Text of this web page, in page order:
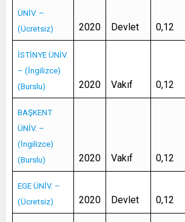
ÜNİV. –
(Ücretsiz)
2020 Devlet 0,12
İSTİNYE ÜNİV.
– (İngilizce)
(Burslu)
2020 Vakıf 0,12
BAŞKENT
ÜNİV. –
(İngilizce)
(Burslu)
2020 Vakıf 0,12
EGE ÜNİV. –
(Ücretsiz)
2020 Devlet 0,12